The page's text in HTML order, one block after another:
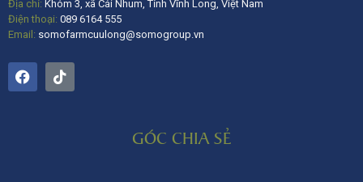
Địa chỉ: Khóm 3, xã Cái Nhum, Tỉnh Vĩnh Long, Việt Nam
Điện thoại: 089 6164 555
Email: somofarmcuulong@somogroup.vn
GÓC CHIA SẺ